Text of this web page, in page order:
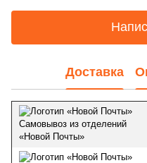
Доставка
Самовывоз из отделений
«Новой Почты»